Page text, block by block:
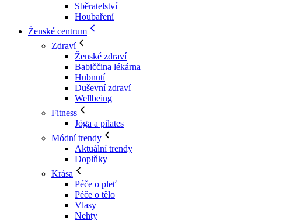
Sběratelství
Houbaření
Ženské centrum
Zdraví
Ženské zdraví
Babiččina lékárna
Hubnutí
Duševní zdraví
Wellbeing
Fitness
Jóga a pilates
Módní trendy
Aktuální trendy
Doplňky
Krása
Péče o pleť
Péče o tělo
Vlasy
Nehty